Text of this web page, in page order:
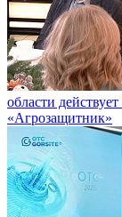
области
«Агрозащитник»